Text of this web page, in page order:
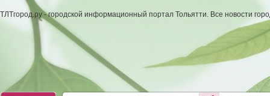
ТЛТгород.ру - городской информационный портал Тольятти. Все новости